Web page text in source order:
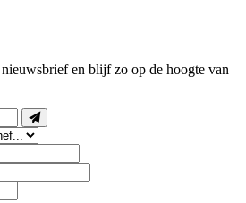
en blijf zo op de hoogte van